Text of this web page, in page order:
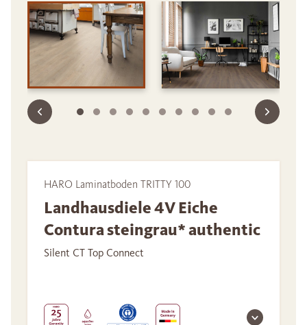
HARO Laminatboden TRITTY 100
Landhausdiele 4V Eiche
Contura steingrau* authentic
Silent CT Top Connect